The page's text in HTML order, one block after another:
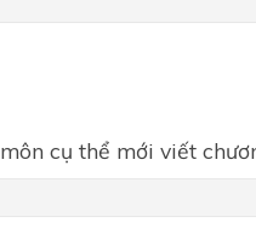
cụ thể mới viết